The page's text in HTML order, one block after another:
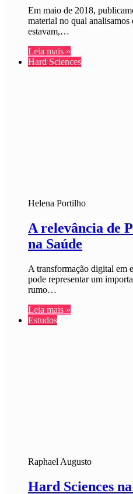
Em maio de 2018,
material no qual
estavam,…
Leia mais »
Hard Sciences
Helena Portilho
A relevância de
na Saúde
A transformação digital em
pode representar um
rumo…
Leia mais »
Estudos
Raphael Augusto
Hard Sciences